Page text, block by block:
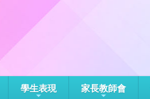
學生表現 家長教師會